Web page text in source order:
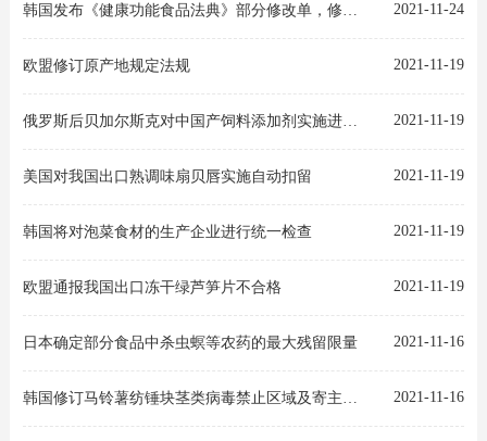
2021-11-24
韩国发布《健康功能食品法典》部分修改单，修改人参、红参等7种功能性原料的食用注意事项
2021-11-19
欧盟修订原产地规定法规
2021-11-19
俄罗斯后贝加尔斯克对中国产饲料添加剂实施进口限制
2021-11-19
美国对我国出口熟调味扇贝唇实施自动扣留
2021-11-19
韩国将对泡菜食材的生产企业进行统一检查
2021-11-19
欧盟通报我国出口冻干绿芦笋片不合格
2021-11-16
日本确定部分食品中杀虫螟等农药的最大残留限量
2021-11-16
韩国修订马铃薯纺锤块茎类病毒禁止区域及寄主植物